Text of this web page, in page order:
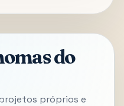
do
próprios e